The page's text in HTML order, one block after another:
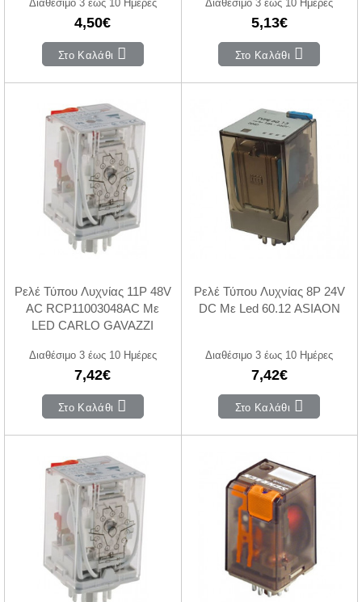
4,50€
Στο Καλάθι
5,13€
Στο Καλάθι
Ρελέ Τύπου Λυχνίας 11P 48V
AC RCP11003048AC Με
LED CARLO GAVAZZI
Διαθέσιμο 3 έως 10 Ημέρες
7,42€
Στο Καλάθι
Ρελέ Τύπου Λυχνίας 8P 24V
DC Με Led 60.12 ASIAON
Διαθέσιμο 3 έως 10 Ημέρες
7,42€
Στο Καλάθι